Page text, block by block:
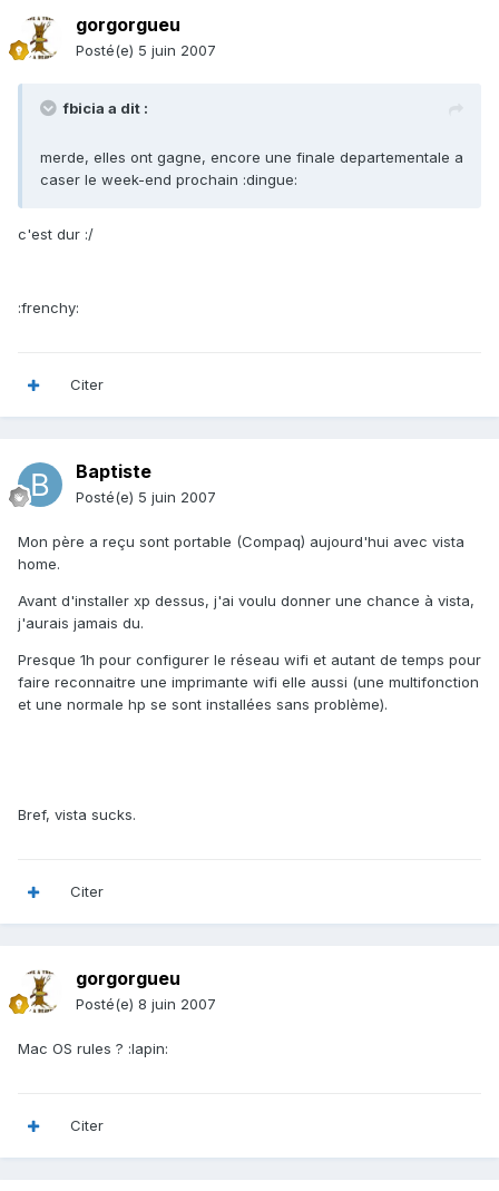
gorgorgueu
Posté(e) 5 juin 2007
fbicia a dit :
merde, elles ont gagne, encore une finale departementale a
caser le week-end prochain :dingue:
c'est dur :/
:frenchy:
Citer
Baptiste
Posté(e) 5 juin 2007
Mon père a reçu sont portable (Compaq) aujourd'hui avec vista
home.
Avant d'installer xp dessus, j'ai voulu donner une chance à vista,
j'aurais jamais du.
Presque 1h pour configurer le réseau wifi et autant de temps pour
faire reconnaitre une imprimante wifi elle aussi (une multifonction
et une normale hp se sont installées sans problème).
Bref, vista sucks.
Citer
gorgorgueu
Posté(e) 8 juin 2007
Mac OS rules ? :lapin:
Citer